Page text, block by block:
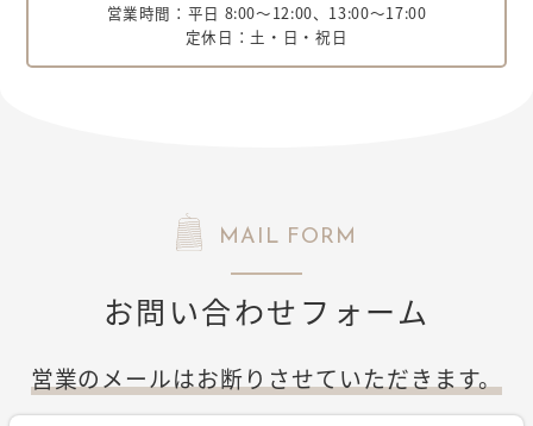
営業時間：平日 8:00～12:00、13:00～17:00
定休日：土・日・祝日
MAIL FORM
お問い合わせフォーム
営業のメールはお断りさせていただきます。